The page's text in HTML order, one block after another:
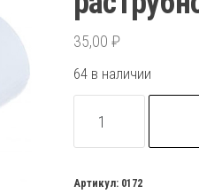
35,00 ₽
64 в наличии
товара
колено
Артикул: 0172